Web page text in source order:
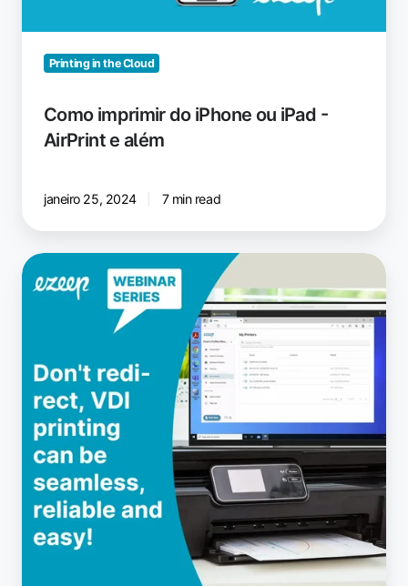
e
alémPrinting in the Cloud
Como imprimir do iPhone ou iPad -
AirPrint e além
janeiro 25, 2024 7 min read
Impressão
em
apenas
impressão
confiável